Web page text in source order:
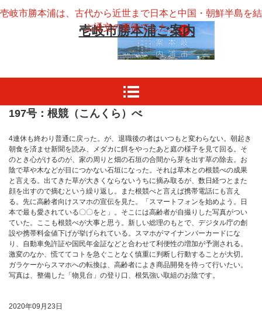
壱岐市勝本浦ご案内
壱岐市勝本浦は、古代から近世まで日本と中国・朝鮮半島を結
ぶ通交の要衝でした。
197号：根競（こんくら）べ
4連休も終わり普通に戻った。が、退職後の者はいつもと変わらない。朝起き
朝食を済ませ新聞を読み、メダカに餌をやったあと庭の様子を見て回る。そ
のとき心がけるのが、家の周りと畑の石垣の合間から芽を出す草の除去。お
陰で草や木などが目につかない石垣になった。それは草木との根競べの成果
と言える。出てきた草が大きくならないうちに摘み取るが、数日経つとまた
顔を出すので摘むという繰り返し。また根競べと言えば携帯電話にも言え
る。先に高齢者向けスマホの宣伝を見た。「スマートフォンを始めよう。日
本で最も愛されている〇〇をと」。そこには高齢者が自撮りした写真がつい
ていた。ここも根競べが大事と思う。新しい総理のもとで、デジタル庁の創
設や携帯料金値下げが挙げられている。スマホがマイナンバーカードにな
り、自動車免許証や国民年金証などと合わせて利便性の増加が予測される。
激変のなか、慌ててコトを急ぐことなく慎重に判断し行動することが大切。
ガラケーからスマホへの転換は、高齢者によき商品開発を待って行いたい。
写真は、整備した「物見台」の登り口、根気強い取組のお陰です。
2020年09月23日